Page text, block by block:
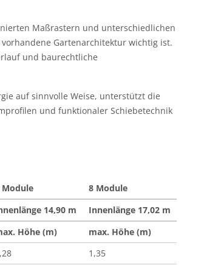
Maßrastern und unterschiedlichen
Gartenarchitektur wichtig ist.
und baurechtliche
auf sinnvolle Weise, unterstützt die
und funktionaler Schiebetechnik
Module
8 Module
14,90 m Innenlänge 17,02 m
Höhe (m)
max. Höhe (m)
1,35